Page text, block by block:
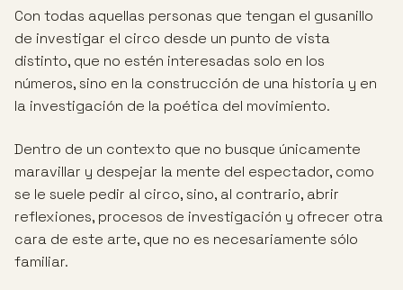
Con todas aquellas personas que tengan el gusanillo
de investigar el circo desde un punto de vista
distinto, que no estén interesadas solo en los
números, sino en la construcción de una historia y en
la investigación de la poética del movimiento.
Dentro de un contexto que no busque únicamente
maravillar y despejar la mente del espectador, como
se le suele pedir al circo, sino, al contrario, abrir
reflexiones, procesos de investigación y ofrecer otra
cara de este arte, que no es necesariamente sólo
familiar.